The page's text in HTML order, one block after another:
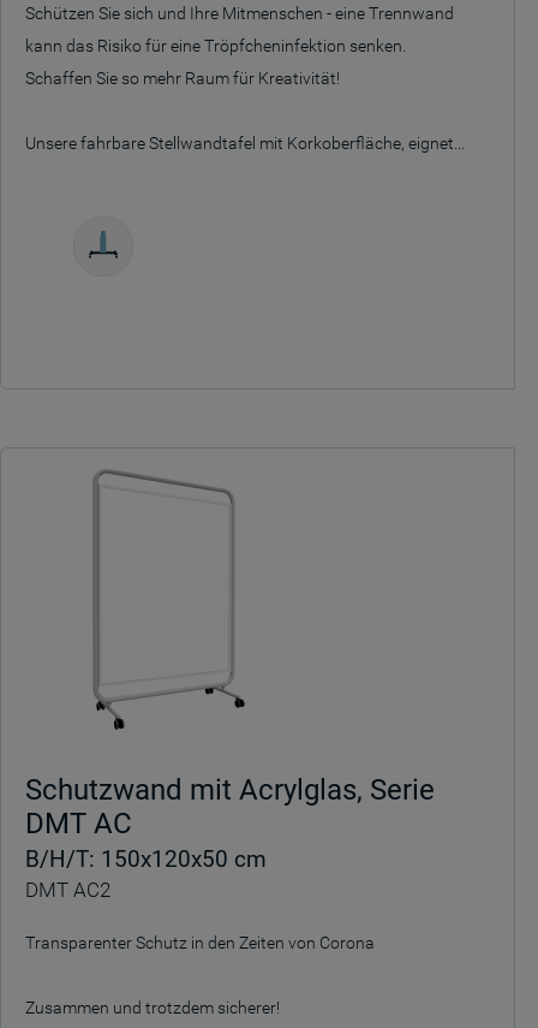
Schützen Sie sich und Ihre Mitmenschen - eine Trennwand
kann das Risiko für eine Tröpfcheninfektion senken.
Schaffen Sie so mehr Raum für Kreativität!
Unsere fahrbare Stellwandtafel mit Korkoberfläche, eignet...
Schutzwand mit Acrylglas, Serie
DMT AC
B/H/T: 150x120x50 cm
DMT AC2
Transparenter Schutz in den Zeiten von Corona
Zusammen und trotzdem sicherer!